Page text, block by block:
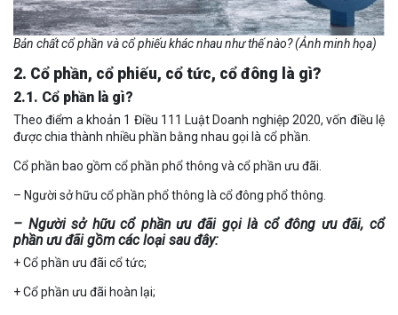
Bản chất cổ phần và cổ phiếu khác nhau như thế nào? (Ảnh minh họa)
2. Cổ phần, cổ phiếu, cổ tức, cổ đông là gì?
2.1. Cổ phần là gì?
Theo điểm a khoản 1 Điều 111 Luật Doanh nghiệp 2020, vốn điều lệ
được chia thành nhiều phần bằng nhau gọi là cổ phần.
Cổ phần bao gồm cổ phần phổ thông và cổ phần ưu đãi.
– Người sở hữu cổ phần phổ thông là cổ đông phổ thông.
– Người sở hữu cổ phần ưu đãi gọi là cổ đông ưu đãi, cổ
phần ưu đãi gồm các loại sau đây:
+ Cổ phần ưu đãi cổ tức;
+ Cổ phần ưu đãi hoàn lại;